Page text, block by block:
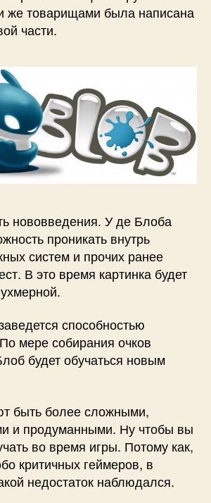
же товарищами была написана
части.
нововведения. У де Блоба
проникать внутрь
систем и прочих ранее
В это время картинка будет
способностью
мере собирания очков
будет обучаться новым
быть более сложными,
и продуманными. Ну чтобы вы
во время игры. Потому как,
критичных геймеров, в
недостаток наблюдался.